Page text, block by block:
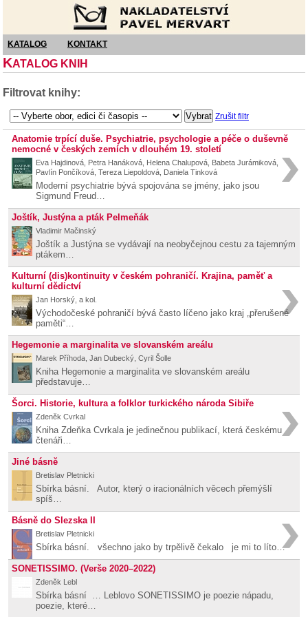
KATALOG KONTAKT
KATALOG KNIH
Filtrovat knihy:
Zrušit filtr
Anatomie trpící duše. Psychiatrie, psychologie a péče o duševně
nemocné v českých zemích v dlouhém 19. století
Eva Hajdinová, Petra Hanáková, Helena Chalupová, Babeta Jurámiková,
Pavlín Pončíková, Tereza Liepoldová, Daniela Tinková
Moderní psychiatrie bývá spojována se jmény, jako jsou
Sigmund Freud…
Joštík, Justýna a pták Pelmeňák
Vladimir Mačinský
Joštík a Justýna se vydávají na neobyčejnou cestu za tajemným
ptákem…
Kulturní (dis)kontinuity v českém pohraničí. Krajina, paměť a
kulturní dědictví
Jan Horský, a kol.
Východočeské pohraničí bývá často líčeno jako kraj „přerušené
paměti“…
Hegemonie a marginalita ve slovanském areálu
Marek Příhoda, Jan Dubecký, Cyril Šolle
Kniha Hegemonie a marginalita ve slovanském areálu
představuje…
Šorci. Historie, kultura a folklor turkického národa Sibiře
Zdeněk Cvrkal
Kniha Zdeňka Cvrkala je jedinečnou publikací, která českému
čtenáři…
Jiné básně
Bretislav Pletnicki
Sbírka básní. Autor, který o iracionálních věcech přemýšlí
spíš…
Básně do Slezska II
Bretislav Pletnicki
Sbírka básní. všechno jako by trpělivě čekalo je mi to líto…
SONETISSIMO. (Verše 2020–2022)
Zdeněk Lebl
Sbírka básní … Leblovo SONETISSIMO je poezie nápadu,
poezie, které…